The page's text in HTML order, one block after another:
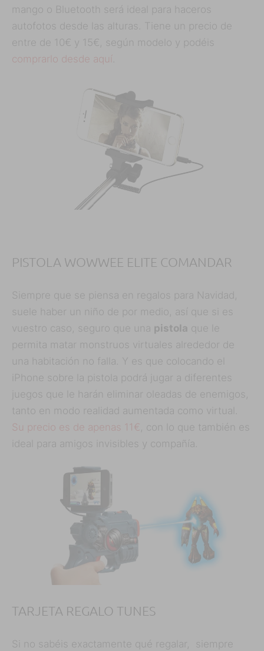
mango o Bluetooth será ideal para haceros
autofotos desde las alturas. Tiene un precio de
entre de 10€ y 15€, según modelo y podéis
comprarlo desde aquí .
PISTOLA WOWWEE ELITE COMANDAR
Siempre que se piensa en regalos para Navidad,
suele haber un niño de por medio, así que si es
vuestro caso, seguro que una pistola que le
permita matar monstruos virtuales alrededor de
una habitación no falla. Y es que colocando el
iPhone sobre la pistola podrá jugar a diferentes
juegos que le harán eliminar oleadas de enemigos,
tanto en modo realidad aumentada como virtual.
Su precio es de apenas 11€ , con lo que también es
ideal para amigos invisibles y compañía.
TARJETA REGALO TUNES
Si no sabéis exactamente qué regalar, siempre